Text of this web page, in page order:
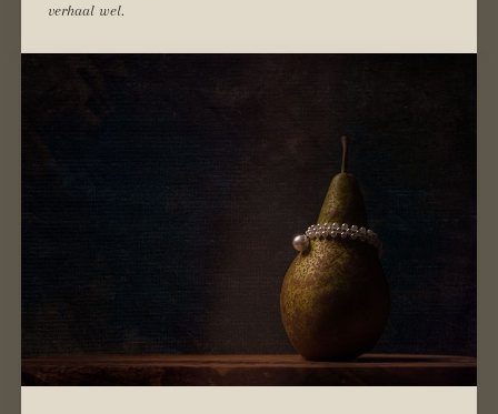
verhaal wel.